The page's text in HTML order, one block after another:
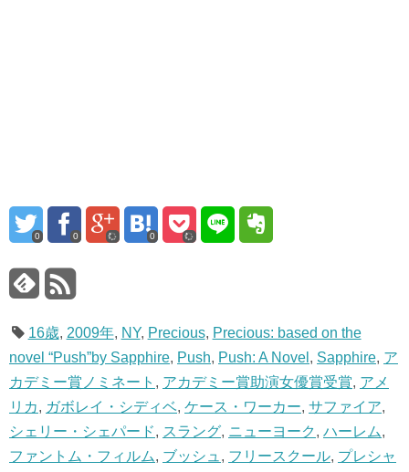
0 0 0
16歳, 2009年, NY, Precious, Precious: based on the
novel “Push”by Sapphire, Push, Push: A Novel , Sapphire, ア
カデミー賞ノミネート , アカデミー賞助演女優賞受賞, アメ
リカ, ガボレイ・シディベ, ケース・ワーカー, サファイア,
シェリー・シェパード, スラング, ニューヨーク , ハーレム,
ファントム・フィルム, ブッシュ , フリースクール, プレシャ